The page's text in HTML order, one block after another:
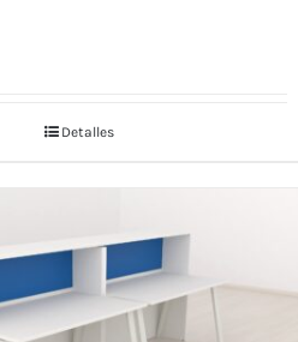
Detalles